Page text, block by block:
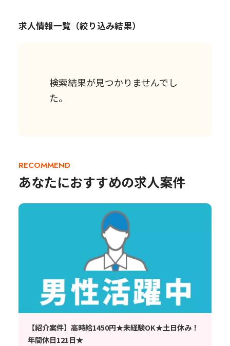
求人情報一覧（絞り込み結果）
検索結果が見つかりませんでし
た。
RECOMMEND
あなたにおすすめの求人案件
【紹介案件】高時給1450円★未経験OK★土日休み！
年間休日121日★